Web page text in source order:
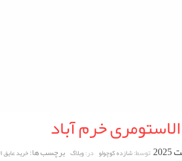
خرم آباد
توسط:شازده کوچولو در:وبلاگ برچسب ها:خرید عایق